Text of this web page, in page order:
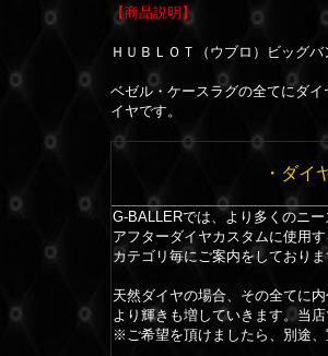
【商品説明】
ＨＵＢＬＯＴ（ウブロ）ビッグ
ベゼル・ケースラグの全てにダ
イヤです。
・ダイ
G-BALLERでは、より多くのニ
アフターダイヤカスタムに使用
カテゴリ毎にご案内をしておりま
天然ダイヤの場合、その全てに
より輝きも増していきます。当
※ご希望を頂けましたら、別途、